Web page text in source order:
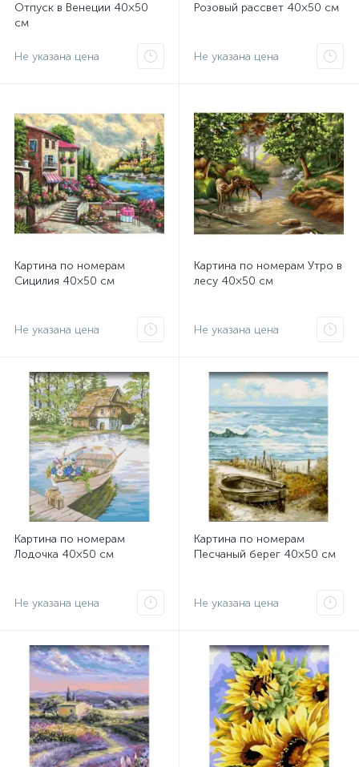
Отпуск в Венеции 40×50
см
Не указана цена
Розовый рассвет 40×50 см
Не указана цена
Картина по номерам
Сицилия 40×50 см
Не указана цена
Картина по номерам Утро в
лесу 40×50 см
Не указана цена
Картина по номерам
Лодочка 40×50 см
Не указана цена
Картина по номерам
Песчаный берег 40×50 см
Не указана цена